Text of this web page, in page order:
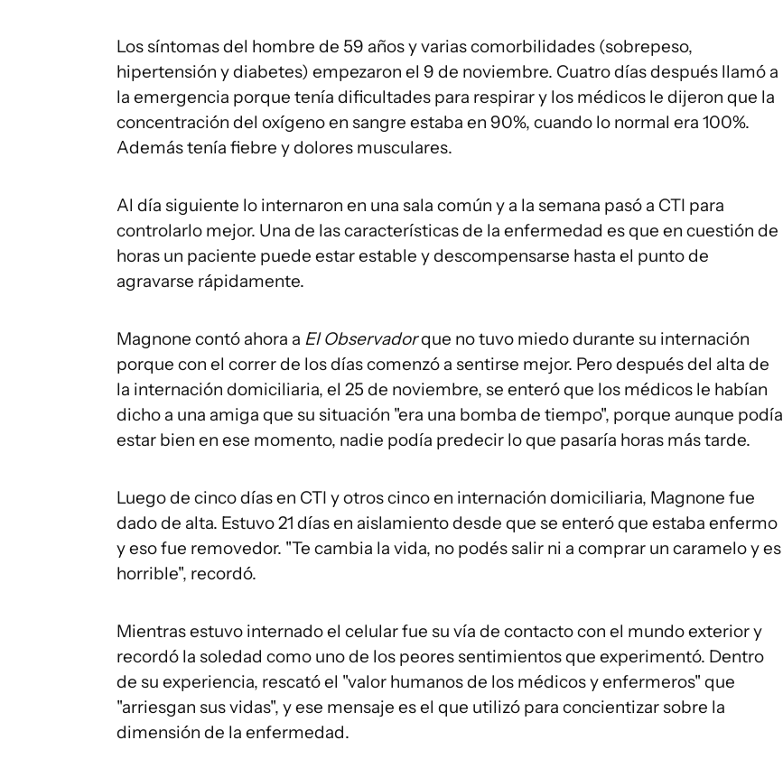
Los síntomas del hombre de 59 años y varias comorbilidades (sobrepeso,
hipertensión y diabetes) empezaron el 9 de noviembre. Cuatro días después llamó a
la emergencia porque tenía dificultades para respirar y los médicos le dijeron que la
concentración del oxígeno en sangre estaba en 90%, cuando lo normal era 100%.
Además tenía fiebre y dolores musculares.
Al día siguiente lo internaron en una sala común y a la semana pasó a CTI para
controlarlo mejor. Una de las características de la enfermedad es que en cuestión de
horas un paciente puede estar estable y descompensarse hasta el punto de
agravarse rápidamente.
Magnone contó ahora a El Observadorque no tuvo miedo durante su internación
porque con el correr de los días comenzó a sentirse mejor. Pero después del alta de
la internación domiciliaria, el 25 de noviembre, se enteró que los médicos le habían
dicho a una amiga que su situación "era una bomba de tiempo", porque aunque podía
estar bien en ese momento, nadie podía predecir lo que pasaría horas más tarde.
Luego de cinco días en CTI y otros cinco en internación domiciliaria, Magnone fue
dado de alta. Estuvo 21 días en aislamiento desde que se enteró que estaba enfermo
y eso fue removedor. "Te cambia la vida, no podés salir ni a comprar un caramelo y es
horrible", recordó.
Mientras estuvo internado el celular fue su vía de contacto con el mundo exterior y
recordó la soledad como uno de los peores sentimientos que experimentó. Dentro
de su experiencia, rescató el "valor humanos de los médicos y enfermeros" que
"arriesgan sus vidas", y ese mensaje es el que utilizó para concientizar sobre la
dimensión de la enfermedad.